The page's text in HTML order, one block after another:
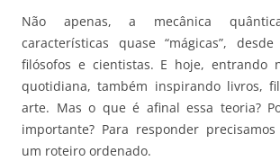
Não apenas, a mecânica
características quase “mágicas”,
filósofos e cientistas. E hoje, entrando
quotidiana, também inspirando livros,
arte. Mas o que é afinal essa teoria?
importante? Para responder
um roteiro ordenado.